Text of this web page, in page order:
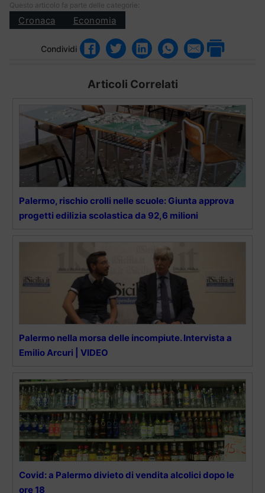
Questo articolo fa parte delle categorie:
Cronaca Economia
Condividi
Articoli Correlati
Palermo, rischio crolli nelle scuole: Giunta approva
progetti edilizia scolastica da 92,6 milioni
Palermo nella morsa delle incompiute. Intervista a
Emilio Arcuri | VIDEO
Covid: a Palermo divieto di vendita alcolici dopo le
ore 18